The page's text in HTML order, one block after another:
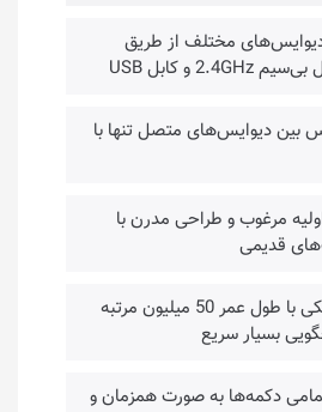
دیوایس‌های مختلف از طریق
بین دیوایس‌های متصل تنها با
مرغوب و طراحی مدرن با
قدیمی
• سوئیچ‌های مکانیکی با طول عمر 50 میلیون مرتبه
بسیار سریع
دکمه‌ها به صورت همزمان و